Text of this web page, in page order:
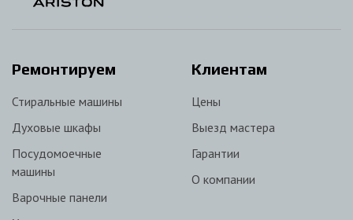
Ремонтируем
Стиральные машины
Духовые шкафы
Посудомоечные
машины
Варочные панели
Клиентам
Цены
Выезд мастера
Гарантии
О компании